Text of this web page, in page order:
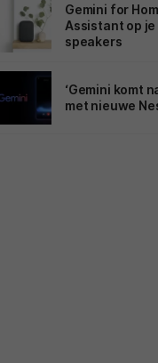
Gemini for
Assistant op
speakers
‘Gemini komt
met nieuwe